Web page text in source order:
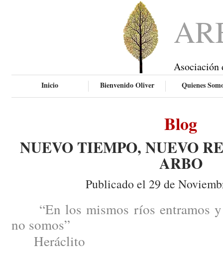
Asociación
Inicio Bienvenido Oliver Quienes
Blog
NUEVO TIEMPO, NUEVO
ARBO
Publicado el 29 de
“En los mismos ríos entramos y
no somos”
Heráclito